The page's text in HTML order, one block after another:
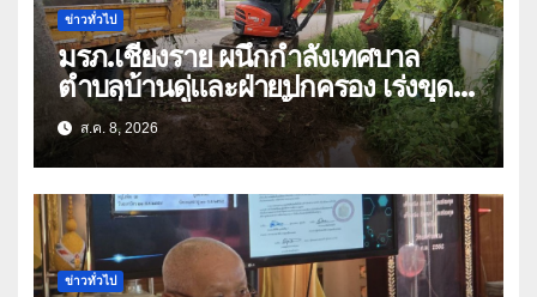
ข่าวทั่วไป
มรภ.เชียงราย ผนึกกำลังเทศบาล
ตำบลบ้านดู่และฝ่ายปกครอง เร่งขุด
ลอกสิ่งกีดขวางทางน้ำ ป้องกันและลด
ปัญหาน้ำท่วม
ส.ค. 8, 2026
ข่าวทั่วไป